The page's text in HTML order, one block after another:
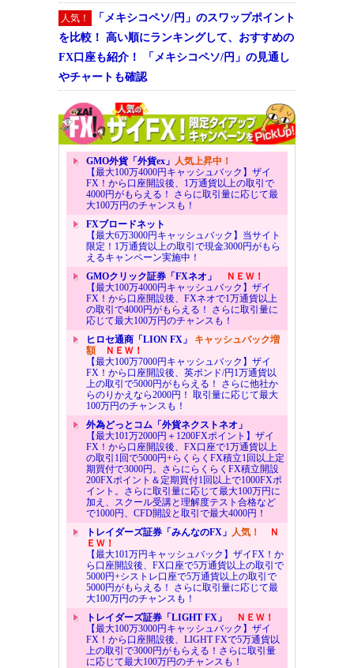
人気！
「メキシコペソ/円」のスワップポイント
を比較！ 高い順にランキングして、おすすめの
FX口座も紹介！ 「メキシコペソ/円」の見通し
やチャートも確認
GMO外貨「外貨ex」 人気上昇中！
【最大100万4000円キャッシュバック】ザイ
FX！から口座開設後、1万通貨以上の取引で
4000円がもらえる！ さらに取引量に応じて最
大100万円のチャンスも！
FXブロードネット
【最大6万3000円キャッシュバック】当サイト
限定！1万通貨以上の取引で現金3000円がもら
えるキャンペーン実施中！
GMOクリック証券「FXネオ」
ＮＥＷ！
【最大100万4000円キャッシュバック】ザイ
FX！から口座開設後、FXネオで1万通貨以上
の取引で4000円がもらえる！ さらに取引量に
応じて最大100万円のチャンスも！
ヒロセ通商「LION FX」 キャッシュバック増
額ＮＥＷ！
【最大100万7000円キャッシュバック】ザイ
FX！から口座開設後、英ポンド/円1万通貨以
上の取引で5000円がもらえる！ さらに他社か
らのりかえなら2000円！ 取引量に応じて最大
100万円のチャンスも！
外為どっとコム「外貨ネクストネオ」
【最大101万2000円＋1200FXポイント】ザイ
FX！から口座開設後、FX口座で1万通貨以上
の取引1回で5000円+らくらくFX積立1回以上定
期買付で3000円。さらにらくらくFX積立開設
200FXポイント＆定期買付1回以上で1000FXポ
イント。さらに取引量に応じて最大100万円に
加え、スクール受講と理解度テスト合格など
で1000円、CFD開設と取引で最大4000円！
トレイダーズ証券「みんなのFX」 人気！
Ｎ
ＥＷ！
【最大101万円キャッシュバック】ザイFX！か
ら口座開設後、FX口座で5万通貨以上の取引で
5000円+シストレ口座で5万通貨以上の取引で
5000円がもらえる！ さらに取引量に応じて最
大100万円のチャンスも！
トレイダーズ証券「LIGHT FX」
ＮＥＷ！
【最大100万3000円キャッシュバック】ザイ
FX！から口座開設後、LIGHT FXで5万通貨以
上の取引で3000円がもらえる！さらに取引量
に応じて最大100万円のチャンスも！